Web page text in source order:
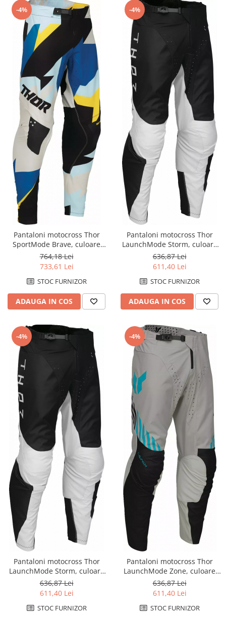
-4%
Pantaloni motocross Thor
SportMode Brave, culoare
multicolor, marime 40
764,18 Lei
733,61 Lei
STOC FURNIZOR
ADAUGA IN COS
-4%
Pantaloni motocross Thor
LaunchMode Storm, culoare
alb/negru, marime 40
636,87 Lei
611,40 Lei
STOC FURNIZOR
ADAUGA IN COS
-4%
Pantaloni motocross Thor
LaunchMode Storm, culoare
alb/negru, marime 42
636,87 Lei
611,40 Lei
STOC FURNIZOR
-4%
Pantaloni motocross Thor
LaunchMode Zone, culoare
gri/negru, marime 28
636,87 Lei
611,40 Lei
STOC FURNIZOR